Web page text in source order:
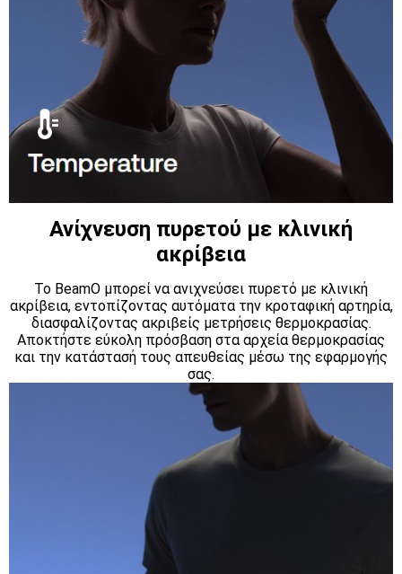
Ανίχνευση πυρετού με κλινική
ακρίβεια
Το BeamO μπορεί να ανιχνεύσει πυρετό με κλινική
ακρίβεια, εντοπίζοντας αυτόματα την κροταφική αρτηρία,
διασφαλίζοντας ακριβείς μετρήσεις θερμοκρασίας.
Αποκτήστε εύκολη πρόσβαση στα αρχεία θερμοκρασίας
και την κατάστασή τους απευθείας μέσω της εφαρμογής
σας.